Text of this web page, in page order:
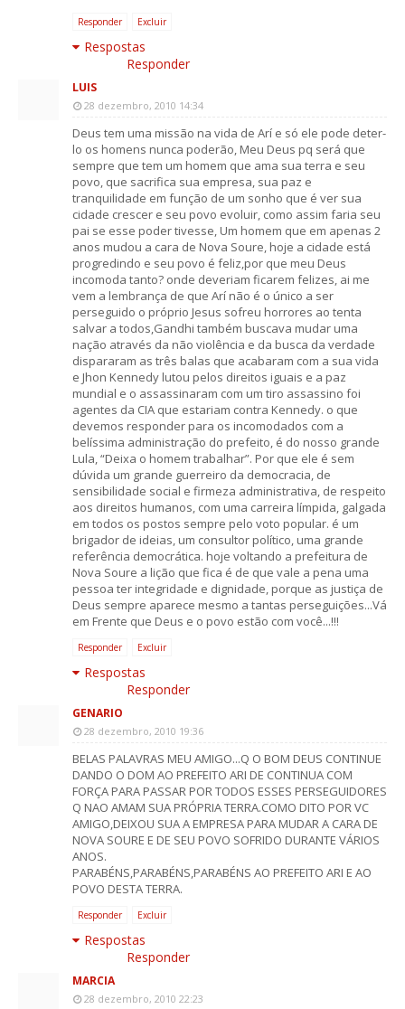
Responder Excluir
Respostas
Responder
LUIS
28 dezembro, 2010 14:34
Deus tem uma missão na vida de Arí e só ele pode deter-
lo os homens nunca poderão, Meu Deus pq será que
sempre que tem um homem que ama sua terra e seu
povo, que sacrifica sua empresa, sua paz e
tranquilidade em função de um sonho que é ver sua
cidade crescer e seu povo evoluir, como assim faria seu
pai se esse poder tivesse, Um homem que em apenas 2
anos mudou a cara de Nova Soure, hoje a cidade está
progredindo e seu povo é feliz,por que meu Deus
incomoda tanto? onde deveriam ficarem felizes, ai me
vem a lembrança de que Arí não é o único a ser
perseguido o próprio Jesus sofreu horrores ao tenta
salvar a todos,Gandhi também buscava mudar uma
nação através da não violência e da busca da verdade
dispararam as três balas que acabaram com a sua vida
e Jhon Kennedy lutou pelos direitos iguais e a paz
mundial e o assassinaram com um tiro assassino foi
agentes da CIA que estariam contra Kennedy. o que
devemos responder para os incomodados com a
belíssima administração do prefeito, é do nosso grande
Lula, “Deixa o homem trabalhar”. Por que ele é sem
dúvida um grande guerreiro da democracia, de
sensibilidade social e firmeza administrativa, de respeito
aos direitos humanos, com uma carreira límpida, galgada
em todos os postos sempre pelo voto popular. é um
brigador de ideias, um consultor político, uma grande
referência democrática. hoje voltando a prefeitura de
Nova Soure a lição que fica é de que vale a pena uma
pessoa ter integridade e dignidade, porque as justiça de
Deus sempre aparece mesmo a tantas perseguições...Vá
em Frente que Deus e o povo estão com você...!!!
Responder Excluir
Respostas
Responder
GENARIO
28 dezembro, 2010 19:36
BELAS PALAVRAS MEU AMIGO...Q O BOM DEUS CONTINUE
DANDO O DOM AO PREFEITO ARI DE CONTINUA COM
FORÇA PARA PASSAR POR TODOS ESSES PERSEGUIDORES
Q NAO AMAM SUA PRÓPRIA TERRA.COMO DITO POR VC
AMIGO,DEIXOU SUA A EMPRESA PARA MUDAR A CARA DE
NOVA SOURE E DE SEU POVO SOFRIDO DURANTE VÁRIOS
ANOS.
PARABÉNS,PARABÉNS,PARABÉNS AO PREFEITO ARI E AO
POVO DESTA TERRA.
Responder Excluir
Respostas
Responder
MARCIA
28 dezembro, 2010 22:23